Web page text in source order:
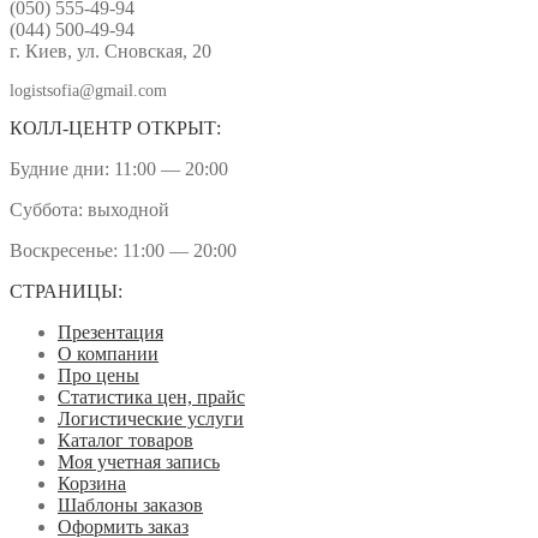
(050) 555-49-94
(044) 500-49-94
г. Киев, ул. Сновская, 20
logistsofia@gmail.com
КОЛЛ-ЦЕНТР ОТКРЫТ:
Будние дни: 11:00 — 20:00
Суббота: выходной
Воскресенье: 11:00 — 20:00
СТРАНИЦЫ:
Презентация
О компании
Про цены
Статистика цен, прайс
Логистические услуги
Каталог товаров
Моя учетная запись
Корзина
Шаблоны заказов
Оформить заказ